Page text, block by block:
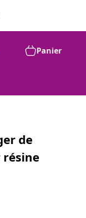
Panier
de
résine